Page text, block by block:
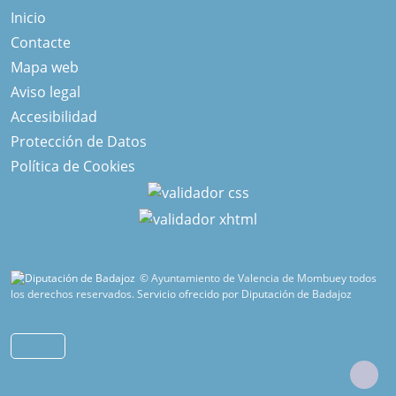
Inicio
Contacte
Mapa web
Aviso legal
Accesibilidad
Protección de Datos
Política de Cookies
© Ayuntamiento de Valencia de Mombuey todos
los derechos reservados.Servicio ofrecido por Diputación de Badajoz